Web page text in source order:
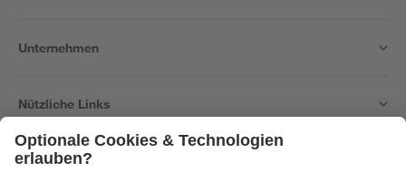
Unternehmen
Nützliche Links